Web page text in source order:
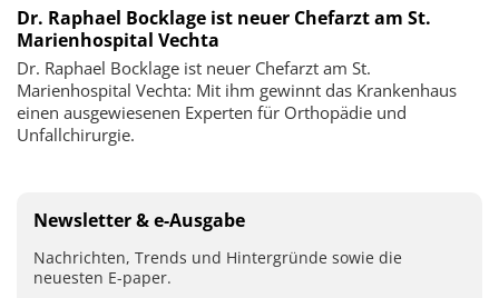
Dr. Raphael Bocklage ist neuer Chefarzt am St.
Marienhospital Vechta
Dr. Raphael Bocklage ist neuer Chefarzt am St.
Marienhospital Vechta: Mit ihm gewinnt das Krankenhaus
einen ausgewiesenen Experten für Orthopädie und
Unfallchirurgie.
Newsletter & e-Ausgabe
Nachrichten, Trends und Hintergründe sowie die
neuesten E-paper.